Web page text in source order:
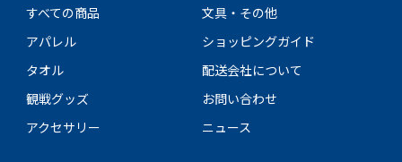
すべての商品
アパレル
タオル
観戦グッズ
アクセサリー
文具・その他
ショッピングガイド
配送会社について
お問い合わせ
ニュース